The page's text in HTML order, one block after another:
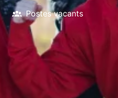
Postes vacants